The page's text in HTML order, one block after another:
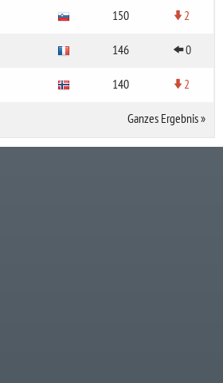
150 2
146 0
140 2
Ganzes Ergebnis»